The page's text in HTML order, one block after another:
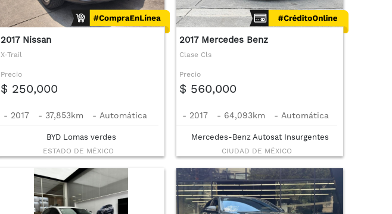
2017 Nissan
X-Trail
Precio
$ 250,000
- 2017 - 37,853km - Automática
BYD Lomas verdes
ESTADO DE MÉXICO
2017 Mercedes Benz
Clase Cls
Precio
$ 560,000
- 2017 - 64,093km - Automática
Mercedes-Benz Autosat Insurgentes
CIUDAD DE MÉXICO